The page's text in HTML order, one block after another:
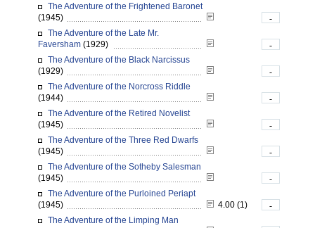
The Adventure of the Frightened Baronet
(1945)
-
The Adventure of the Late Mr.
Faversham (1929)
-
The Adventure of the Black Narcissus
(1929)
-
The Adventure of the Norcross Riddle
(1944)
-
The Adventure of the Retired Novelist
(1945)
-
The Adventure of the Three Red Dwarfs
(1945)
-
The Adventure of the Sotheby Salesman
(1945)
-
The Adventure of the Purloined Periapt
(1945)
4.00 (1)
-
The Adventure of the Limping Man